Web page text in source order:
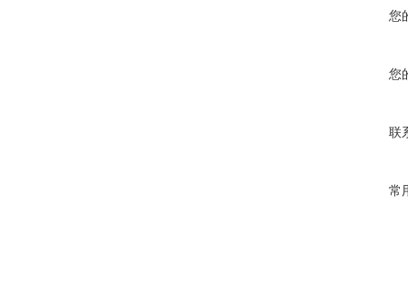
您
您
联
常